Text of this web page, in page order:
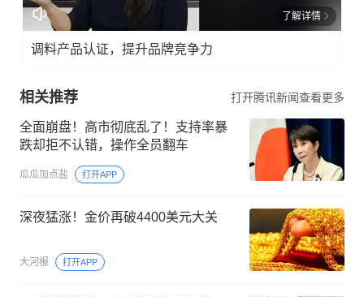
了解详情
调料产品认证，提升品牌竞争力
相关推荐 打开腾讯新闻查看更多
全面崩盘！高市彻底乱了！支持率暴
跌却拒不认错，操作全员翻车
瓜瓜加点盐 打开APP
深夜猛涨！金价再破4400美元大关
大河报 打开APP